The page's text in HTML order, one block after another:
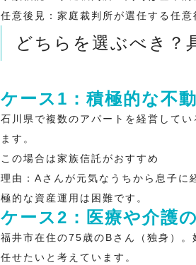
任意後見 ：家庭裁判所が選任する任
どちらを選ぶべき？
ケース1：積極的な不
石川県で複数のアパートを経営して
ます。
この場合は家族信託がおすすめ
理由：Aさんが元気なうちから息子に
極的な資産運用は困難です。
ケース2：医療や介護
福井市在住の75歳のBさん（独身）
任せたいと考えています。